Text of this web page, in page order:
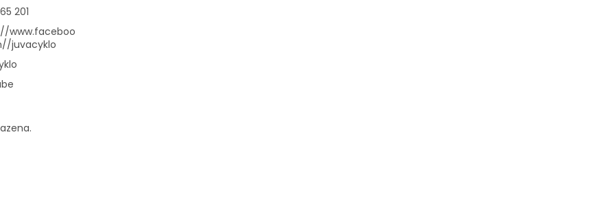
201
www.faceboo
juvacyklo